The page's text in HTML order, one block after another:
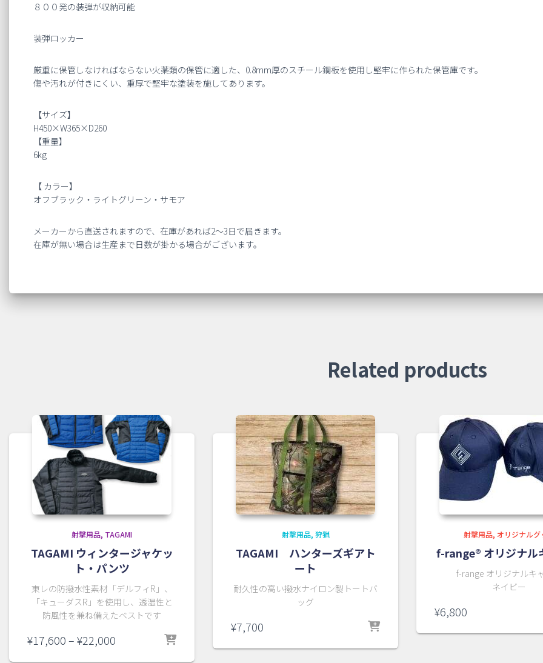
８００発の装弾が収納可能
装弾ロッカー
厳重に保管しなければならない火薬類の保管に適した、0.8mm厚のスチール鋼板を使用し堅牢に作られた保管庫です。
傷や汚れが付きにくい、重厚で堅牢な塗装を施してあります。
【サイズ】
H450×W365×D260
【重量】
6kg
【 カラー】
オフブラック・ライトグリーン・サモア
メーカーから直送されますので、在庫があれば2～3日で届きます。
在庫が無い場合は生産まで日数が掛かる場合がございます。
Related products
射撃用品 TAGAMI
TAGAMI ウィンタージャケッ
ト・パンツ
東レの防撥水性素材「デルフィR」、
「キューダスR」を使用し、透湿性と
防風性を兼ね備えたベストです
¥17,600–¥22,000
射撃用品 狩猟
TAGAMI ハンターズギアト
ート
耐久性の高い撥水ナイロン製トートバ
ッグ
¥7,700
射撃用品 オリジナルグ
f-range® オリジナル
f-range オリジナルキ
ネイビー
¥6,800